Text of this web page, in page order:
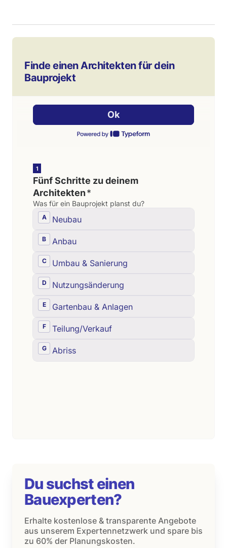
Finde einen Architekten für dein
Bauprojekt
Du suchst einen
Bauexperten?
Erhalte kostenlose & transparente Angebote
aus unserem Expertennetzwerk und spare bis
zu 60% der Planungskosten.